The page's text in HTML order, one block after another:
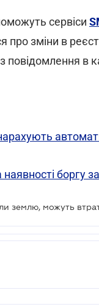
сервіси
зміни в
в
боргу
землю, можуть